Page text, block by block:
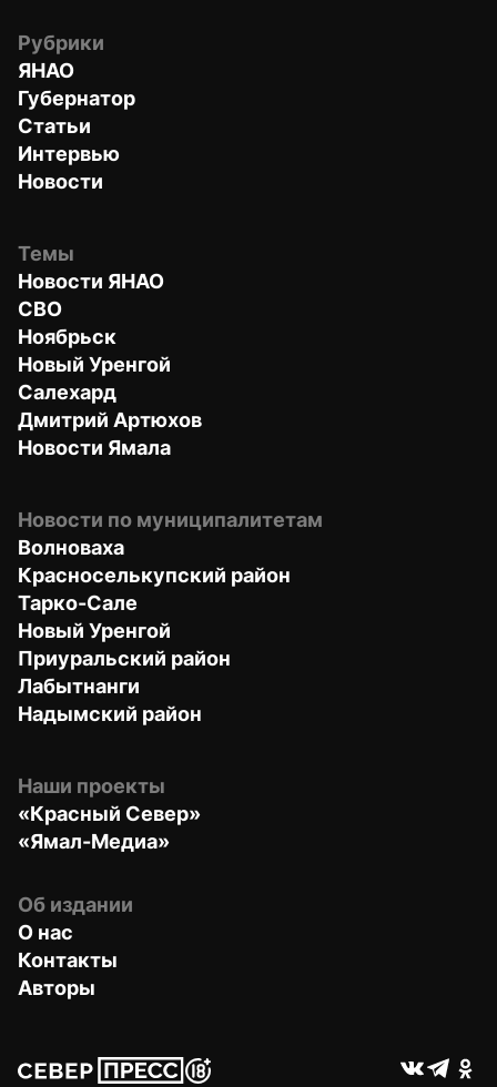
Рубрики
ЯНАО
Губернатор
Статьи
Интервью
Новости
Темы
Новости ЯНАО
СВО
Ноябрьск
Новый Уренгой
Салехард
Дмитрий Артюхов
Новости Ямала
Новости по муниципалитетам
Волноваха
Красноселькупский район
Тарко-Сале
Новый Уренгой
Приуральский район
Лабытнанги
Надымский район
Наши проекты
«Красный Север»
«Ямал-Медиа»
Об издании
О нас
Контакты
Авторы